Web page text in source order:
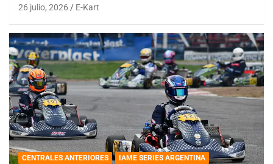
26 julio, 2026 E-Kart
CENTRALES ANTERIORES
IAME SERIES ARGENTINA